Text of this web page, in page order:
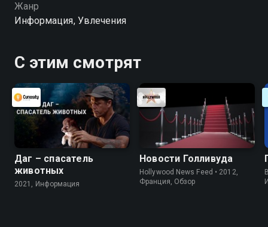
Жанр
Информация, Увлечения
С этим смотрят
Даг – спасатель
животных
2021, Информация
Новости Голливуда
Hollywood News Feed • 2012,
Франция, Обзор